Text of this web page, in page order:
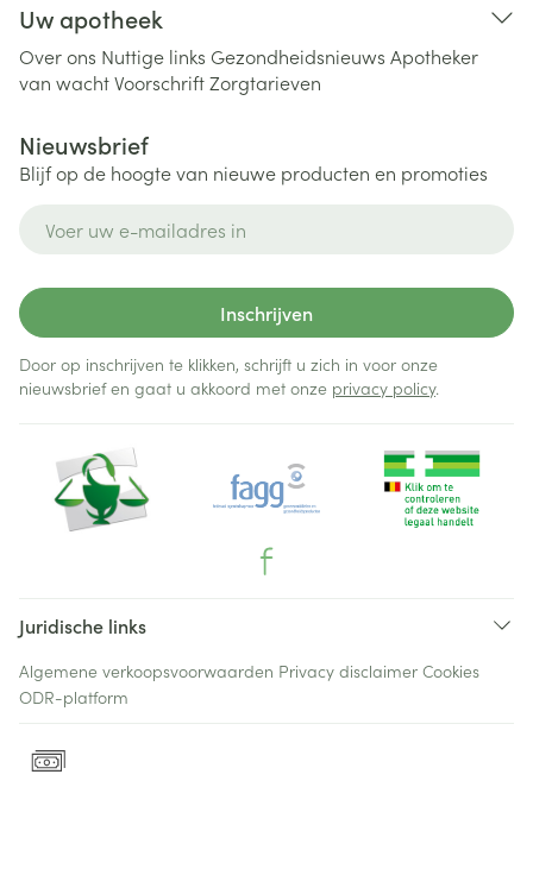
Uw apotheek
Over ons Nuttige links Gezondheidsnieuws Apotheker
van wachtVoorschriftZorgtarieven
Nieuwsbrief
Blijf op de hoogte van nieuwe producten en promoties
Inschrijven
Door op inschrijven te klikken, schrijft u zich in voor onze
nieuwsbrief en gaat u akkoord met onze privacy policy.
Juridische links
Algemene verkoopsvoorwaarden Privacy disclaimer Cookies
ODR-platform